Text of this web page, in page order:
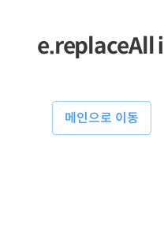
e.replaceAll
메인으로 이동